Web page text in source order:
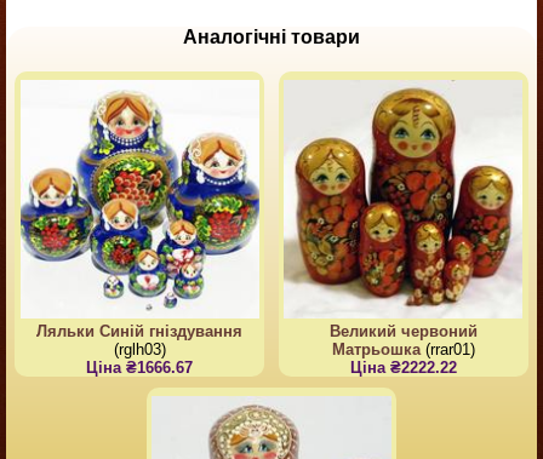
Аналогічні товари
Ляльки Синій гніздування
(rglh03)
Ціна ₴1666.67
Великий червоний
Матрьошка(rrar01)
Ціна ₴2222.22